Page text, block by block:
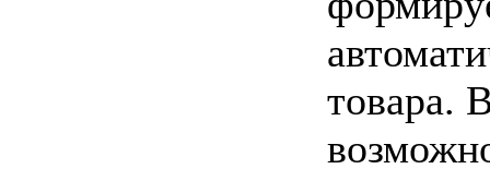
товара.